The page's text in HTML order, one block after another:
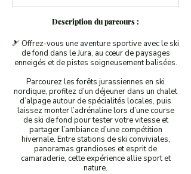
Description du parcours :
🎿 Offrez-vous une aventure sportive avec le ski
de fond dans le Jura, au cœur de paysages
enneigés et de pistes soigneusement balisées.
Parcourez les forêts jurassiennes en ski
nordique, profitez d’un déjeuner dans un chalet
d’alpage autour de spécialités locales, puis
laissez monter l’adrénaline lors d’une course
de ski de fond pour tester votre vitesse et
partager l’ambiance d’une compétition
hivernale. Entre stations de ski conviviales,
panoramas grandioses et esprit de
camaraderie, cette expérience allie sport et
nature.